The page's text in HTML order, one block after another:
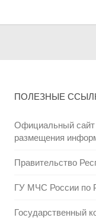
ПОЛЕЗНЫЕ
Официальный сайт
размещения
Правительство
ГУ МЧС России по
Государственный